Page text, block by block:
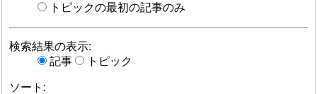
トピックの最初の記事のみ
検索結果の表示:
記事
トピック
ソート: